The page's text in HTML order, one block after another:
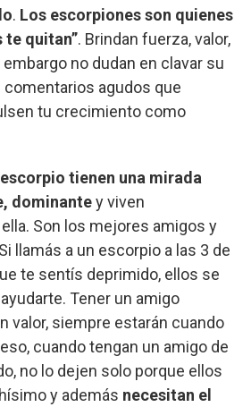
. Los escorpiones son quienes
te quitan”. Brindan fuerza, valor,
no dudan en clavar su
comentarios agudos que
tu crecimiento como
escorpio tienen una mirada
dominantey viven
Son los mejores amigos y
llamás a un escorpio a las 3 de
te sentís deprimido, ellos se
Tener un amigo
valor, siempre estarán cuando
cuando tengan un amigo de
no lo dejen solo porque ellos
y además necesitan el